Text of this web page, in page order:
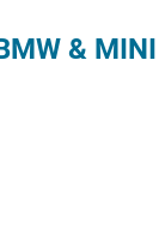
& MINI